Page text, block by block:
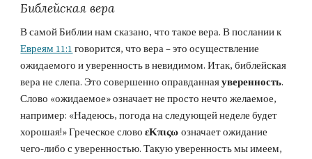
Библейская вера
В самой Библии нам сказано, что такое вера. В послании к
Евреям 11:1 говорится, что вера – это осуществление
ожидаемого и уверенность в невидимом. Итак, библейская
вера не слепа. Это совершенно оправданная уверенность.
Слово «ожидаемое» означает не просто нечто желаемое,
например: «Надеюсь, погода на следующей неделе будет
хорошая!» Греческое слово εΚπιςω означает ожидание
чего-либо с уверенностью. Такую уверенность мы имеем,